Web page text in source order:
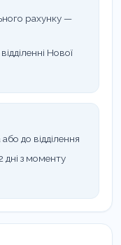
кілька літрів
санаторіїв.
ресторани,
рахунку —
Нової
до відділення
дні з моменту